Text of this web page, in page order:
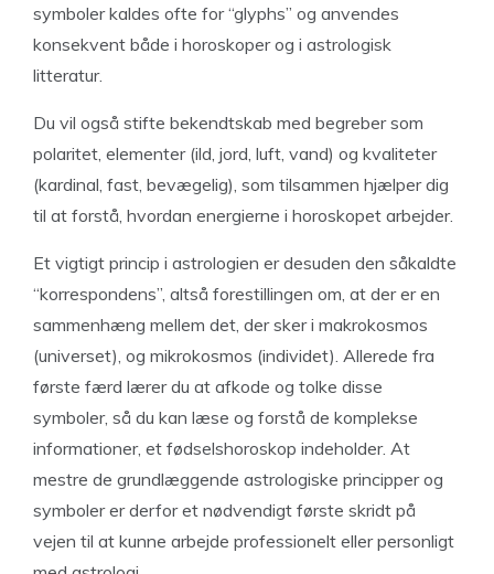
symboler kaldes ofte for “glyphs” og anvendes
konsekvent både i horoskoper og i astrologisk
litteratur.
Du vil også stifte bekendtskab med begreber som
polaritet, elementer (ild, jord, luft, vand) og kvaliteter
(kardinal, fast, bevægelig), som tilsammen hjælper dig
til at forstå, hvordan energierne i horoskopet arbejder.
Et vigtigt princip i astrologien er desuden den såkaldte
“korrespondens”, altså forestillingen om, at der er en
sammenhæng mellem det, der sker i makrokosmos
(universet), og mikrokosmos (individet). Allerede fra
første færd lærer du at afkode og tolke disse
symboler, så du kan læse og forstå de komplekse
informationer, et fødselshoroskop indeholder. At
mestre de grundlæggende astrologiske principper og
symboler er derfor et nødvendigt første skridt på
vejen til at kunne arbejde professionelt eller personligt